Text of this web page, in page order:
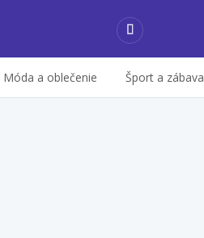
Móda a oblečenie Šport a zábava